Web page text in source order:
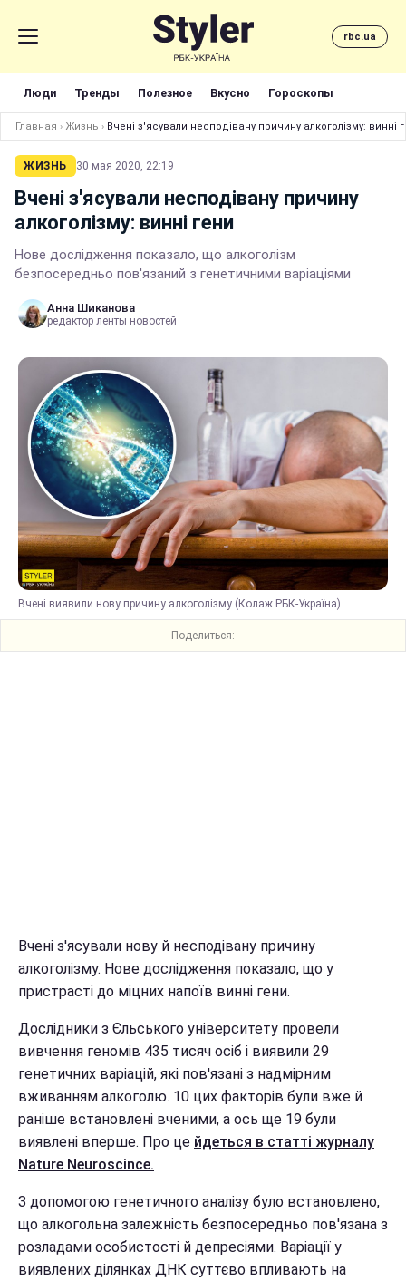
rbc.ua
Люди Тренды Полезное Вкусно Гороскопы
Главная › Жизнь › Вчені з'ясували несподівану причину алкоголізму: винні
ЖИЗНЬ 30 мая 2020, 22:19
Вчені з'ясували несподівану причину
алкоголізму: винні гени
Нове дослідження показало, що алкоголізм
безпосередньо пов'язаний з генетичними варіаціями
Анна Шиканова
редактор ленты новостей
Вчені виявили нову причину алкоголізму (Колаж РБК-Україна)
Поделиться:
Вчені з'ясували нову й несподівану причину
алкоголізму. Нове дослідження показало, що у
пристрасті до міцних напоїв винні гени.
Дослідники з Єльського університету провели
вивчення геномів 435 тисяч осіб і виявили 29
генетичних варіацій, які пов'язані з надмірним
вживанням алкоголю. 10 цих факторів були вже й
раніше встановлені вченими, а ось ще 19 були
виявлені вперше. Про це йдеться в статті журналу
Nature Neuroscince.
З допомогою генетичного аналізу було встановлено,
що алкогольна залежність безпосередньо пов'язана з
розладами особистості й депресіями. Варіації у
виявлених ділянках ДНК суттєво впливають на